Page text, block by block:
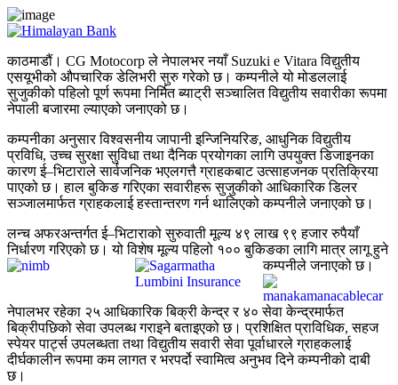
काठमाडौं। CG Motocorp ले नेपालभर नयाँ Suzuki e Vitara विद्युतीय
एसयूभीको औपचारिक डेलिभरी सुरु गरेको छ। कम्पनीले यो मोडललाई
सुजुकीको पहिलो पूर्ण रूपमा निर्मित ब्याट्री सञ्चालित विद्युतीय सवारीका रूपमा
नेपाली बजारमा ल्याएको जनाएको छ।
कम्पनीका अनुसार विश्वसनीय जापानी इन्जिनियरिङ, आधुनिक विद्युतीय
प्रविधि, उच्च सुरक्षा सुविधा तथा दैनिक प्रयोगका लागि उपयुक्त डिजाइनका
कारण ई–भिटाराले सार्वजनिक भएलगत्तै ग्राहकबाट उत्साहजनक प्रतिक्रिया
पाएको छ। हाल बुकिङ गरिएका सवारीहरू सुजुकीको आधिकारिक डिलर
सञ्जालमार्फत ग्राहकलाई हस्तान्तरण गर्न थालिएको कम्पनीले जनाएको छ।
लन्च अफरअन्तर्गत ई–भिटाराको सुरुवाती मूल्य ४९ लाख ९९ हजार रुपैयाँ
निर्धारण गरिएको छ। यो विशेष मूल्य पहिलो १०० बुकिङका लागि मात्र लागू हुने
कम्पनीले जनाएको छ।
नेपालभर रहेका २५ आधिकारिक बिक्री केन्द्र र ४० सेवा केन्द्रमार्फत
बिक्रीपछिको सेवा उपलब्ध गराइने बताइएको छ। प्रशिक्षित प्राविधिक, सहज
स्पेयर पार्ट्स उपलब्धता तथा विद्युतीय सवारी सेवा पूर्वाधारले ग्राहकलाई
दीर्घकालीन रूपमा कम लागत र भरपर्दो स्वामित्व अनुभव दिने कम्पनीको दाबी
छ।